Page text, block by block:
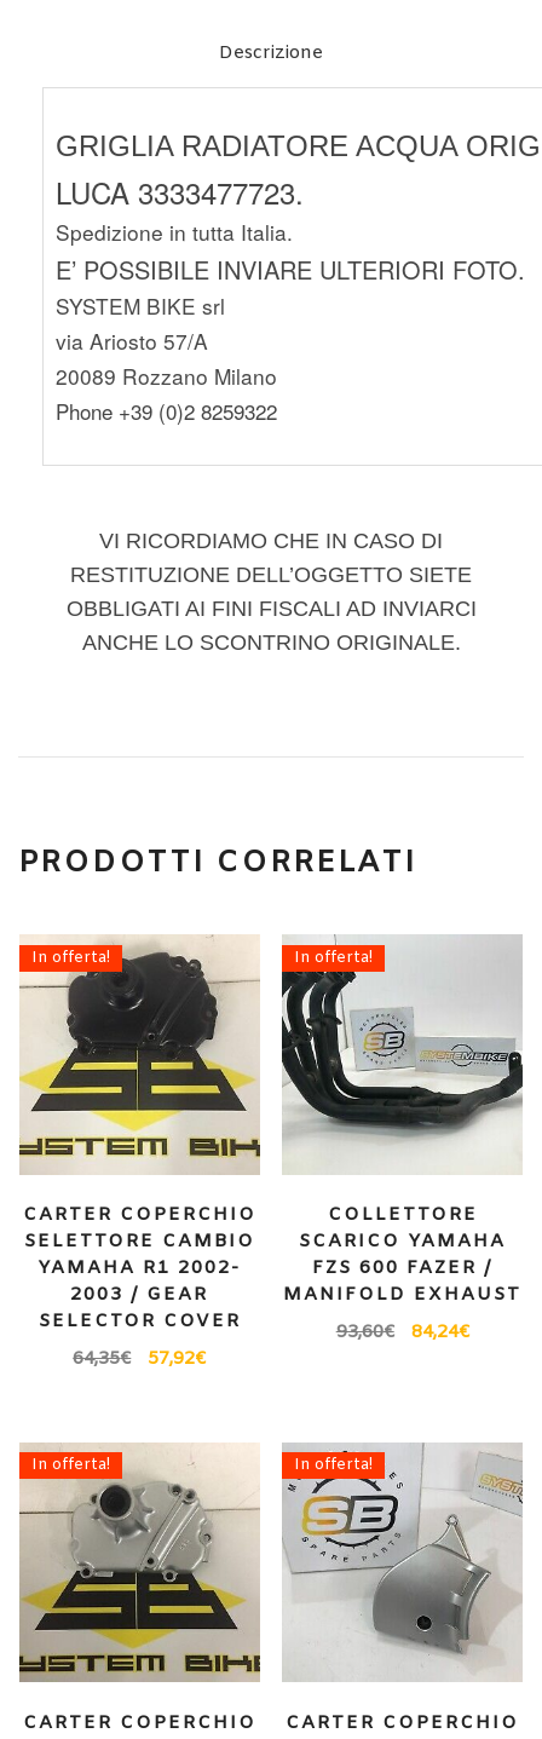
Descrizione
GRIGLIA RADIATORE ACQUA
LUCA 3333477723.
Spedizione in tutta Italia.
E’ POSSIBILE INVIARE ULTERIORI FOTO.
SYSTEM BIKE srl
via Ariosto 57/A
20089 Rozzano Milano
Phone +39 (0)2 8259322
VI RICORDIAMO CHE IN CASO DI
RESTITUZIONE DELL’OGGETTO SIETE
OBBLIGATI AI FINI FISCALI AD INVIARCI
ANCHE LO SCONTRINO ORIGINALE.
PRODOTTI CORRELATI
In offerta!
CARTER COPERCHIO
SELETTORE CAMBIO
YAMAHA R1 2002-
2003 / GEAR
SELECTOR COVER
64,35€ 57,92€
In offerta!
COLLETTORE
SCARICO YAMAHA
FZS 600 FAZER /
MANIFOLD EXHAUST
93,60€ 84,24€
In offerta!
CARTER COPERCHIO
In offerta!
CARTER COPERCHIO